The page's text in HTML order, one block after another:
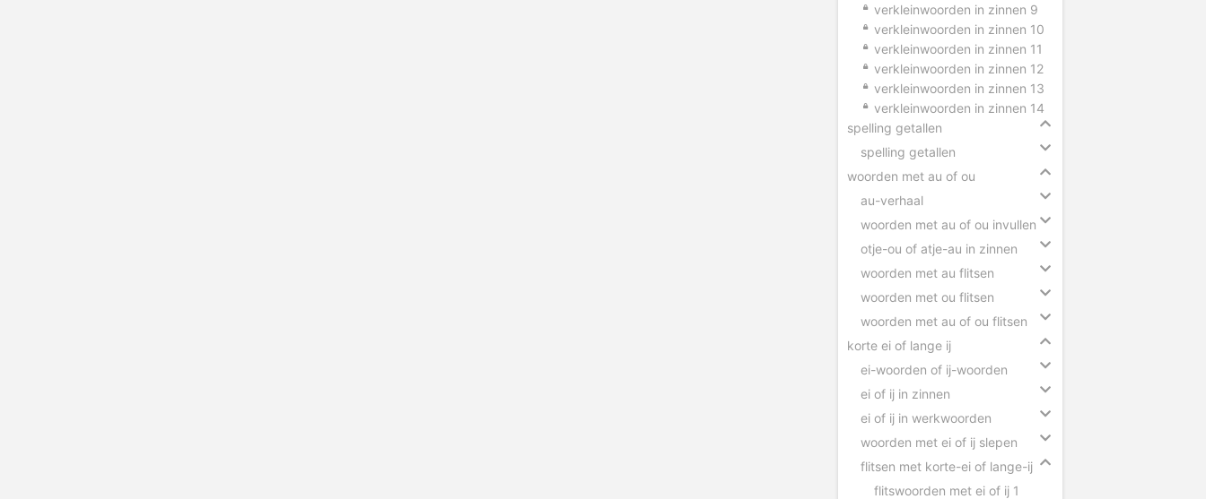
verkleinwoorden in zinnen 9
verkleinwoorden in zinnen 10
verkleinwoorden in zinnen 11
verkleinwoorden in zinnen 12
verkleinwoorden in zinnen 13
verkleinwoorden in zinnen 14
spelling getallen
spelling getallen
woorden met au of ou
au-verhaal
woorden met au of ou invullen
otje-ou of atje-au in zinnen
woorden met au flitsen
woorden met ou flitsen
woorden met au of ou flitsen
korte ei of lange ij
ei-woorden of ij-woorden
ei of ij in zinnen
ei of ij in werkwoorden
woorden met ei of ij slepen
flitsen met korte-ei of lange-ij
flitswoorden met ei of ij 1